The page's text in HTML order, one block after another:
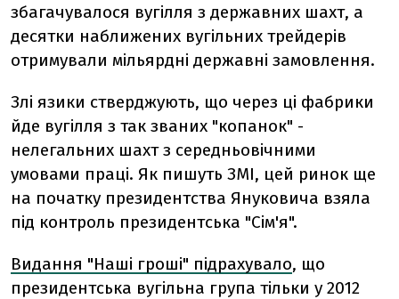
збагачувалося вугілля з державних шахт, а
десятки наближених вугільних трейдерів
отримували мільярдні державні замовлення.
Злі язики стверджують, що через ці фабрики
йде вугілля з так званих "копанок" -
нелегальних шахт з середньовічними
умовами праці. Як пишуть ЗМІ, цей ринок ще
на початку президентства Януковича взяла
під контроль президентська "Сім'я".
Видання "Наші гроші" підрахувало, що
президентська вугільна група тільки у 2012